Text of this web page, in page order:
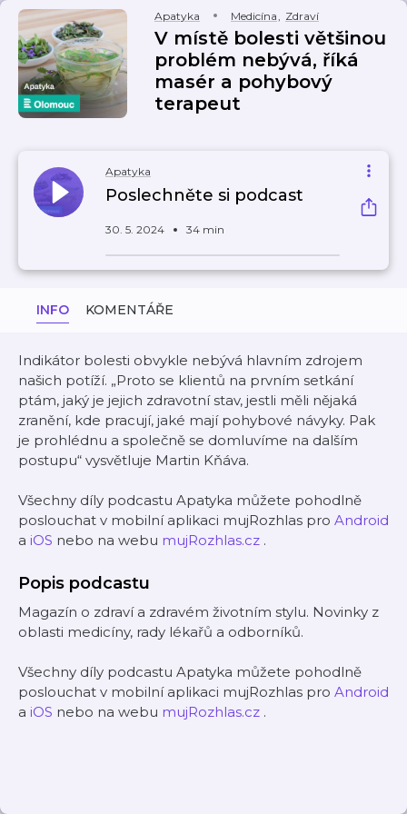
Apatyka Medicína, Zdraví
V místě bolesti většinou
problém nebývá, říká
masér a pohybový
terapeut
Apatyka
Poslechněte si podcast
30. 5. 2024 34 min
INFO KOMENTÁŘE
Indikátor bolesti obvykle nebývá hlavním zdrojem
našich potíží. „Proto se klientů na prvním setkání
ptám, jaký je jejich zdravotní stav, jestli měli nějaká
zranění, kde pracují, jaké mají pohybové návyky. Pak
je prohlédnu a společně se domluvíme na dalším
postupu“ vysvětluje Martin Kňáva.
Všechny díly podcastu Apatyka můžete pohodlně
poslouchat v mobilní aplikaci mujRozhlas pro Android
a iOS nebo na webu mujRozhlas.cz .
Popis podcastu
Magazín o zdraví a zdravém životním stylu. Novinky z
oblasti medicíny, rady lékařů a odborníků.
Všechny díly podcastu Apatyka můžete pohodlně
poslouchat v mobilní aplikaci mujRozhlas pro Android
a iOS nebo na webu mujRozhlas.cz .